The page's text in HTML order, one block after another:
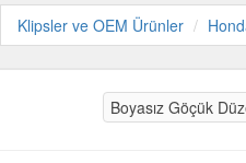
Klipsler ve OEM Ürünler
Boyasız Göçük